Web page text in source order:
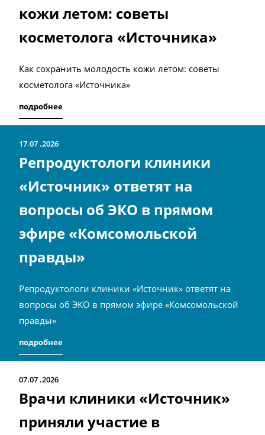
кожи летом: советы
косметолога «Источника»
Как сохранить молодость кожи летом: советы
косметолога «Источника»
подробнее
17.07 2026
Репродуктологи клиники
«Источник» ответят на
вопросы об ЭКО в прямом
эфире «Комсомольской
правды»
Репродуктологи клиники «Источник» ответят на
вопросы об ЭКО в прямом эфире «Комсомольской
правды»
подробнее
07.07 2026
Врачи клиники «Источник»
приняли участие в